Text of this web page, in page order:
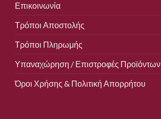
Επικοινωνία
Τρόποι Αποστολής
Τρόποι Πληρωμής
Υπαναχώρηση / Επιστροφές Προϊόντων
Όροι Χρήσης & Πολιτική Απορρήτου